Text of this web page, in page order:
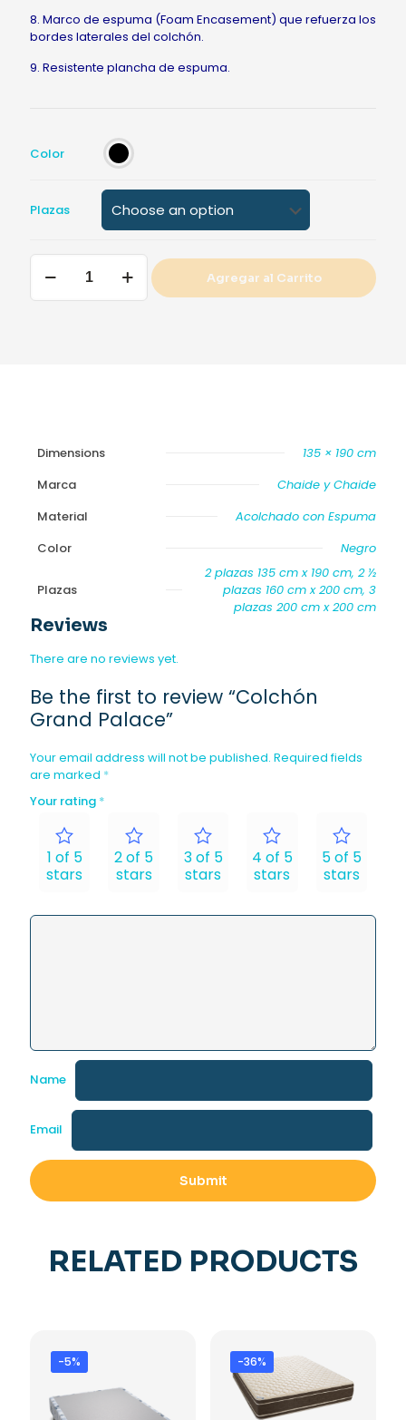
8. Marco de espuma (Foam Encasement) que refuerza los
bordes laterales del colchón.
9. Resistente plancha de espuma.
Color
Plazas
Grand
Palace
Agregar al Carrito
Dimensions
135 × 190 cm
Marca
Chaide y Chaide
Material
Acolchado con Espuma
Color
Negro
Plazas
2 plazas 135 cm x 190 cm, 2 ½
plazas 160 cm x 200 cm, 3
plazas 200 cm x 200 cm
Reviews
There are no reviews yet.
Be the first to review “Colchón
Grand Palace”
Your email address will not be published. Required fields
are marked *
Your rating *
1 of 5
stars
2 of 5
stars
3 of 5
stars
4 of 5
stars
5 of 5
stars
Name
Email
RELATED PRODUCTS
-5% -36%